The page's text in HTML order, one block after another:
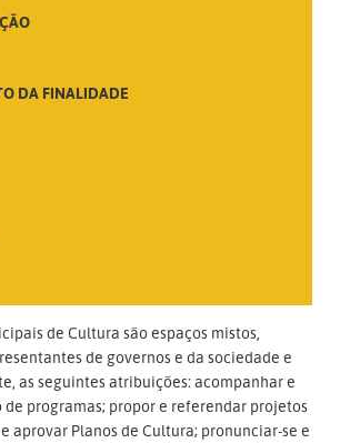
DA FINALIDADE
de Cultura são espaços mistos,
de governos e da sociedade e
as seguintes atribuições: acompanhar e
programas; propor e referendar projetos
aprovar Planos de Cultura; pronunciar-se e